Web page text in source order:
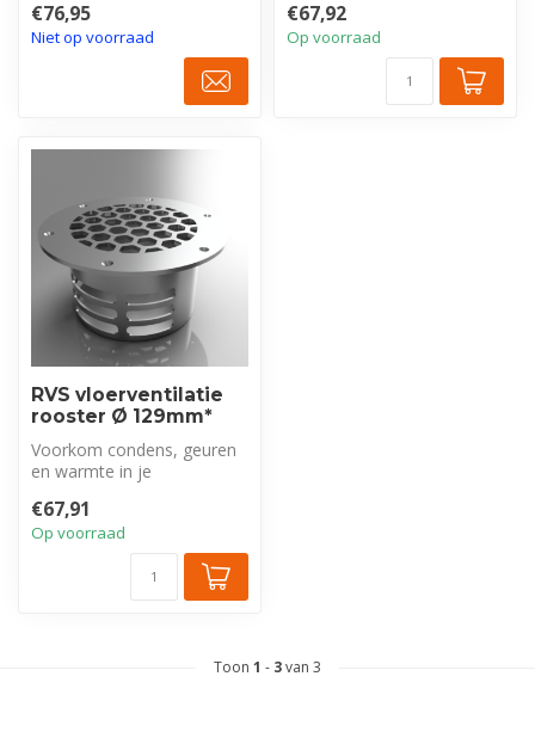
robuuste RVS vloer...
€76,95
Niet op voorraad
robuuste RVS vloer...
€67,92
Op voorraad
RVS vloerventilatie
rooster Ø 129mm*
Voorkom condens, geuren
en warmte in je
robuuste RVS vloer...
€67,91
Op voorraad
Toon 1 - 3van 3